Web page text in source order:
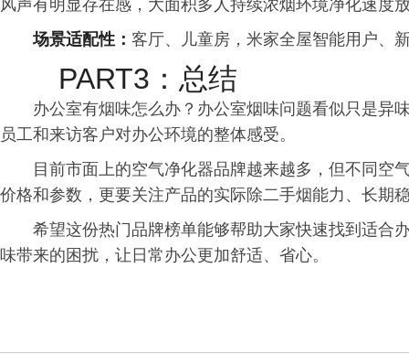
风声有明显存在感，大面积多人持续浓烟环境净化速度
场景适配性： 客厅、儿童房，米家全屋智能用户、
PART3：总结
办公室有烟味怎么办？办公室烟味问题看似只是异
员工和来访客户对办公环境的整体感受。
目前市面上的空气净化器品牌越来越多，但不同空
价格和参数，更要关注产品的实际除二手烟能力、长期
希望这份热门品牌榜单能够帮助大家快速找到适合
味带来的困扰，让日常办公更加舒适、省心。